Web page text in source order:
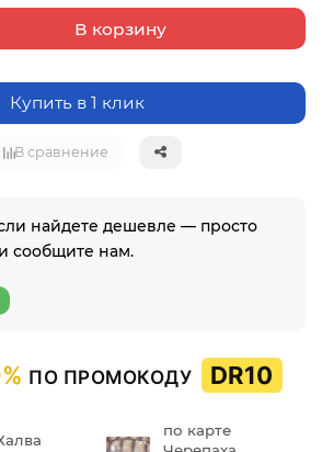
В корзину
Купить в 1 клик
В сравнение
найдете дешевле — просто
сообщите нам.
ПО ПРОМОКОДУ DR10
по карте